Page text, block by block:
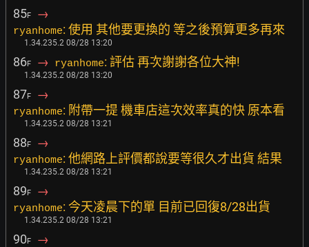
85F →
ryanhome: 使用 其他要更換的 等之後預算更多再來
1.34.235.2 08/28 13:20
86F → ryanhome: 評估 再次謝謝各位大神!
1.34.235.2 08/28 13:20
87F →
ryanhome: 附帶一提 機車店這次效率真的快 原本看
1.34.235.2 08/28 13:21
88F →
ryanhome: 他網路上評價都說要等很久才出貨 結果
1.34.235.2 08/28 13:21
89F →
ryanhome: 今天凌晨下的單 目前已回復8/28出貨
1.34.235.2 08/28 13:21
90F →